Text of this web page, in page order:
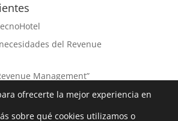
del Revenue
Management”
8 prácticas cuestionables
de la IA en los RMS
ofrecerte la mejor experiencia en
sobre qué cookies utilizamos o